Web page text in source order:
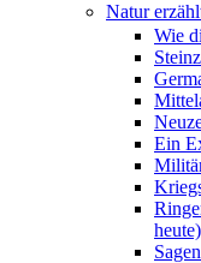
Natur
Wie
Ein
heute)